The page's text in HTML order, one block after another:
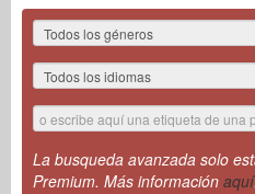
La busqueda avanzada solo
Premium. Más información aquí.